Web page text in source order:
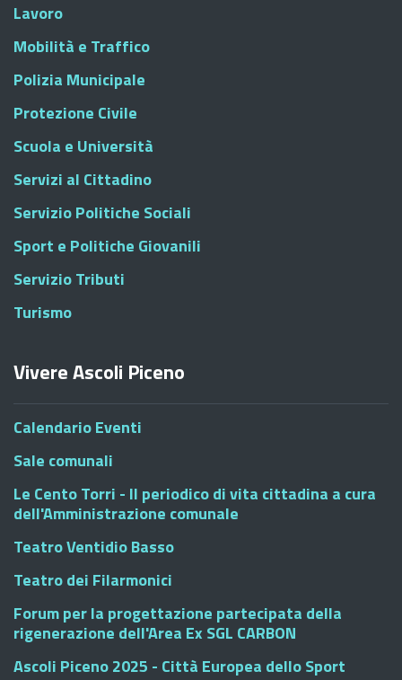
Lavoro
Mobilità e Traffico
Polizia Municipale
Protezione Civile
Scuola e Università
Servizi al Cittadino
Servizio Politiche Sociali
Sport e Politiche Giovanili
Servizio Tributi
Turismo
Vivere Ascoli Piceno
Calendario Eventi
Sale comunali
Le Cento Torri - Il periodico di vita cittadina a cura
dell'Amministrazione comunale
Teatro Ventidio Basso
Teatro dei Filarmonici
Forum per la progettazione partecipata della
rigenerazione dell'Area Ex SGL CARBON
Ascoli Piceno 2025 - Città Europea dello Sport